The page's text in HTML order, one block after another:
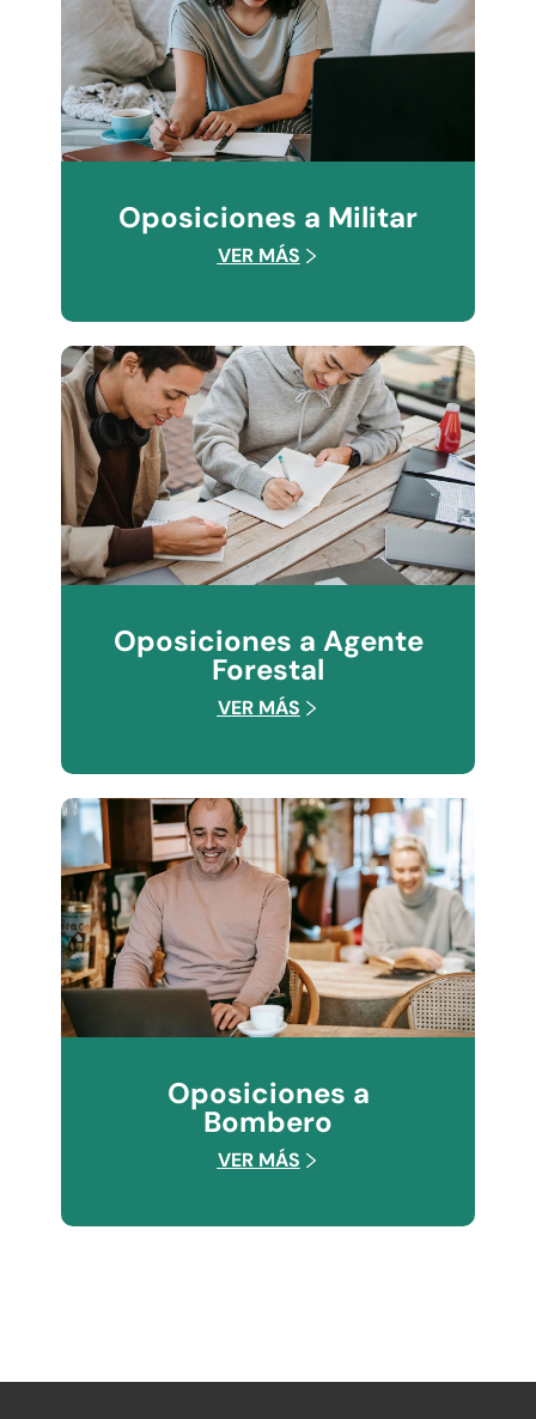
Oposiciones a Militar
VER MÁS
Oposiciones a Agente
Forestal
VER MÁS
Oposiciones a
Bombero
VER MÁS